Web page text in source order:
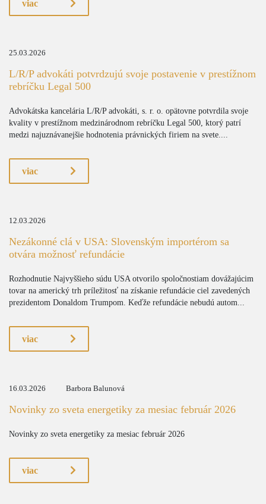
viac
25.03.2026
L/R/P advokáti potvrdzujú svoje postavenie v prestížnom
rebríčku Legal 500
Advokátska kancelária L/R/P advokáti, s. r. o. opätovne potvrdila svoje
kvality v prestížnom medzinárodnom rebríčku Legal 500, ktorý patrí
medzi najuznávanejšie hodnotenia právnických firiem na svete....
viac
12.03.2026
Nezákonné clá v USA: Slovenským importérom sa
otvára možnosť refundácie
Rozhodnutie Najvyššieho súdu USA otvorilo spoločnostiam dovážajúcim
tovar na americký trh príležitosť na získanie refundácie ciel zavedených
prezidentom Donaldom Trumpom. Keďže refundácie nebudú autom...
viac
16.03.2026 Barbora Balunová
Novinky zo sveta energetiky za mesiac február 2026
Novinky zo sveta energetiky za mesiac február 2026
viac